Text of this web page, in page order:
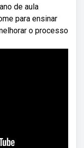
de aula
para ensinar
o processo